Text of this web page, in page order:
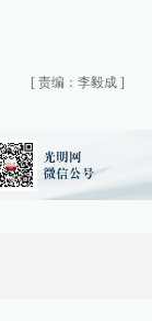
[ 责编：李毅成 ]